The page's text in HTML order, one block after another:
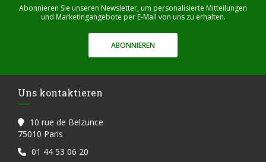
Abonnieren Sie unseren Newsletter, um personalisierte Mitteilungen
und Marketingangebote per E-Mail von uns zu erhalten.
ABONNIEREN
Uns kontaktieren
10 rue de Belzunce
75010 Paris
01 44 53 06 20